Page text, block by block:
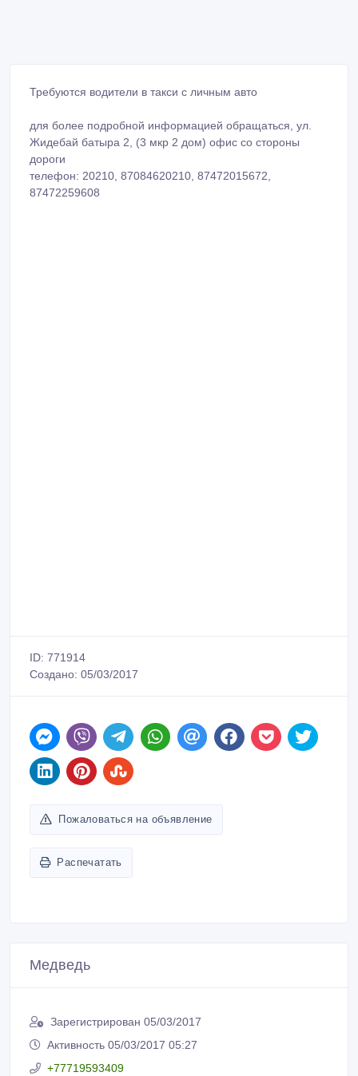
Требуются водители в такси с личным авто
для более подробной информацией обращаться, ул.
Жидебай батыра 2, (3 мкр 2 дом) офис со стороны
дороги
телефон: 20210, 87084620210, 87472015672,
87472259608
ID: 771914
Создано: 05/03/2017
Пожаловаться на объявление
Распечатать
Медведь
Зарегистрирован 05/03/2017
Активность 05/03/2017 05:27
+77719593409